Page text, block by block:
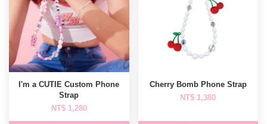
I'm a CUTIE Custom Phone
Strap
NT$ 1,280
Cherry Bomb Phone Strap
NT$ 1,380